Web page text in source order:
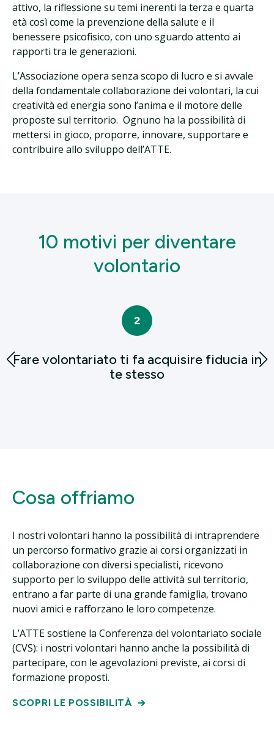
attivo, la riflessione su temi inerenti la terza e quarta
età così come la prevenzione della salute e il
benessere psicofisico, con uno sguardo attento ai
rapporti tra le generazioni.
L’Associazione opera senza scopo di lucro e si avvale
della fondamentale collaborazione dei volontari, la cui
creatività ed energia sono l’anima e il motore delle
proposte sul territorio. Ognuno ha la possibilità di
mettersi in gioco, proporre, innovare, supportare e
contribuire allo sviluppo dell’ATTE.
10 motivi per diventare
volontario
2
Fare volontariato ti fa acquisire fiducia in
te stesso
Cosa offriamo
I nostri volontari hanno la possibilità di intraprendere
un percorso formativo grazie ai corsi organizzati in
collaborazione con diversi specialisti, ricevono
supporto per lo sviluppo delle attività sul territorio,
entrano a far parte di una grande famiglia, trovano
nuovi amici e rafforzano le loro competenze.
L’ATTE sostiene la Conferenza del volontariato sociale
(CVS): i nostri volontari hanno anche la possibilità di
partecipare, con le agevolazioni previste, ai corsi di
formazione proposti.
SCOPRI LE POSSIBILITÀ